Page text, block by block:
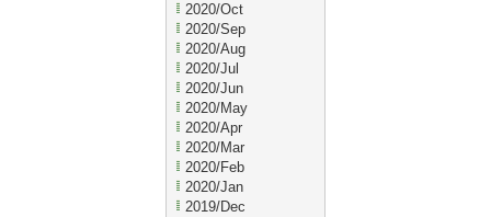
2020/Oct
2020/Sep
2020/Aug
2020/Jul
2020/Jun
2020/May
2020/Apr
2020/Mar
2020/Feb
2020/Jan
2019/Dec